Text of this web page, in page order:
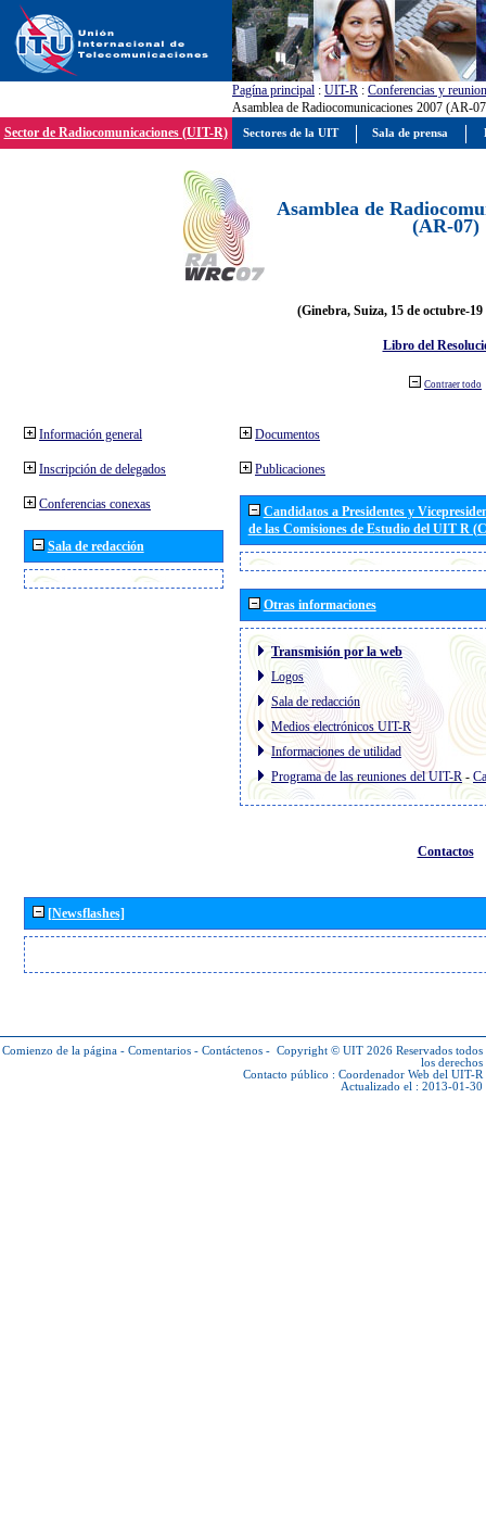
Pagína principal : UIT-R : Conferencias y
Asamblea de Radiocomunicaciones 2007 (AR-
Sector de Radiocomunicaciones (UIT-R)
Asamblea de
(AR-07)
(Ginebra, Suiza, 15 de octubre-19
Libro del
Contraer todo
Información general
Inscripción de delegados
Conferencias conexas
Sala de redacción
Documentos
Publicaciones
Candidatos a Presidentes y
de las Comisiones de Estudio del UIT R
Otras informaciones
Transmisión por la web
Logos
Sala de redacción
Medios electrónicos UIT-R
Informaciones de utilidad
Programa de las reuniones del UIT-R-
Contactos
[Newsflashes]
Comienzo de la página - Comentarios - Contáctenos - Copyright © UIT 2026 Reservados todos
los derechos
Contacto público : Coordenador Web del UIT-R
Actualizado el : 2013-01-30
Sectores de la UIT Sala de prensa